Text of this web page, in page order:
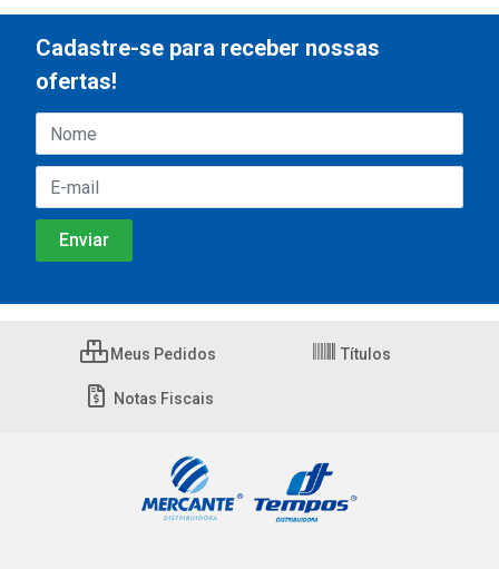
Cadastre-se para receber nossas
ofertas!
Meus Pedidos Títulos
Notas Fiscais